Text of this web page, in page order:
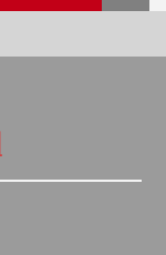
Stávám se